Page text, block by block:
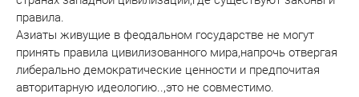
правила.
Азиаты живущие в феодальном государстве не могут
принять правила цивилизованного мира,напрочь отвергая
либерально демократические ценности и предпочитая
авторитарную идеологию..,это не совместимо.